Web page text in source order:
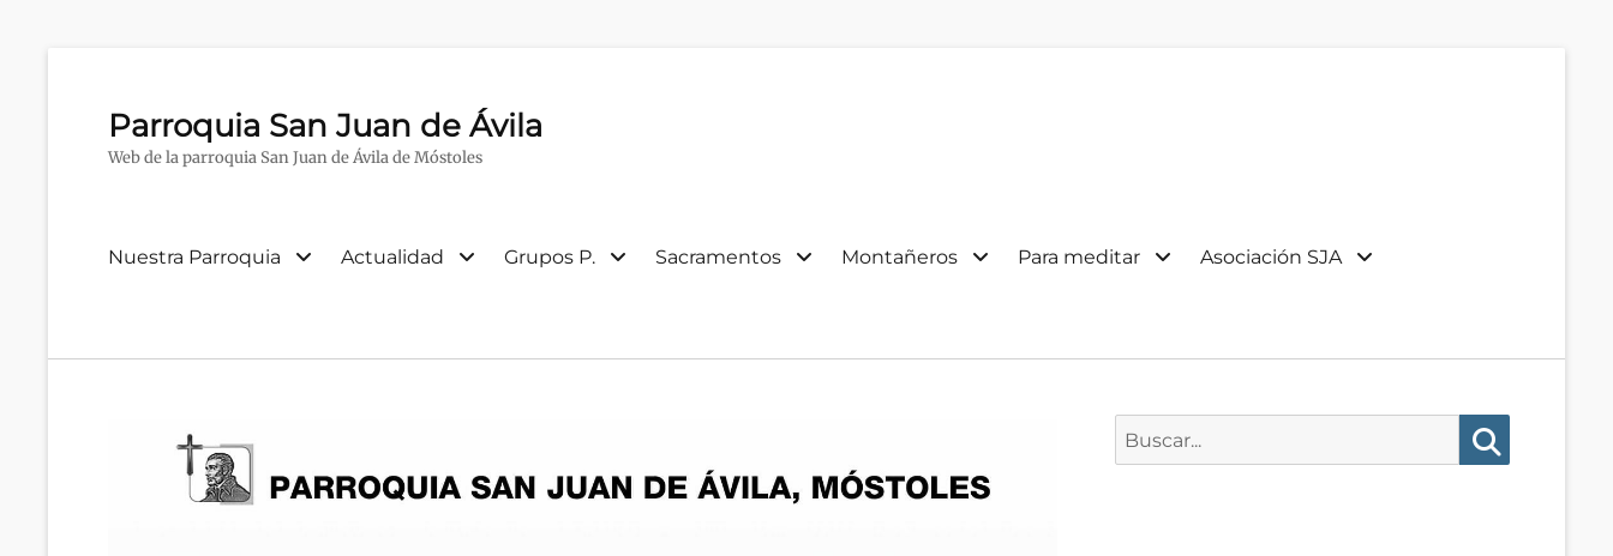
Parroquia San Juan de Ávila
Web de la parroquia San Juan de Ávila de Móstoles
Menú
Nuestra Parroquia Actualidad Grupos P. Sacramentos Montañeros Para meditar Asociación SJA